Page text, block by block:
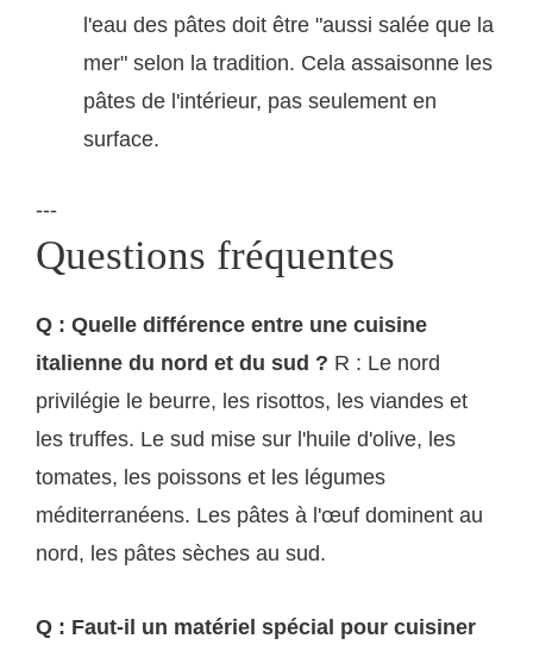
l'eau des pâtes doit être "aussi salée que la
mer" selon la tradition. Cela assaisonne les
pâtes de l'intérieur, pas seulement en
surface.
---
Questions fréquentes
Q : Quelle différence entre une cuisine
italienne du nord et du sud ? R : Le nord
privilégie le beurre, les risottos, les viandes et
les truffes. Le sud mise sur l'huile d'olive, les
tomates, les poissons et les légumes
méditerranéens. Les pâtes à l'œuf dominent au
nord, les pâtes sèches au sud.
Q : Faut-il un matériel spécial pour cuisiner